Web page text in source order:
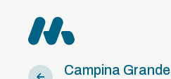
Campina Grande